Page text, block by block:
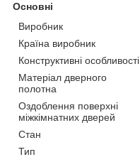
Основні
Виробник
Країна виробник
Конструктивні особливості
Матеріал дверного
полотна
Оздоблення поверхні
міжкімнатних дверей
Стан
Тип